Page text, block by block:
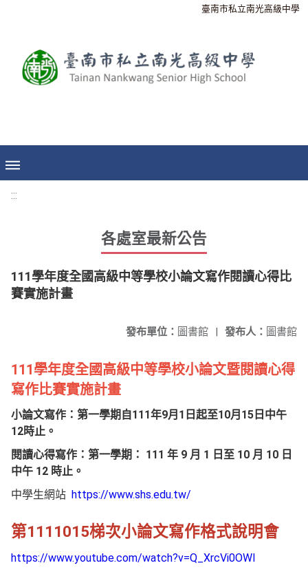
臺南市私立南光高級中學
:::
各處室最新公告
111學年度全國高級中等學校小論文寫作閱讀心得比
賽實施計畫
發布人： 圖書館
發布單位： 圖書館 |
111學年度全國高級中等學校小論文暨閱讀心得
寫作比賽實施計畫
小論文寫作：第一學期自111年9月1日起至10月15日中午
12時止。
閱讀心得寫作：第一學期： 111 年 9 月 1 日至 10 月 10 日
中午 12 時止。
中學生網站 https://www.shs.edu.tw/
第1111015梯次小論文寫作格式說明會
https://www.youtube.com/watch?v=Q_XrcVi0OWI